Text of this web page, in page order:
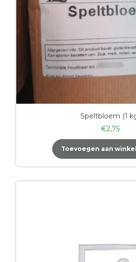
Speltbloem (1
€2,75
Toevoegen aan